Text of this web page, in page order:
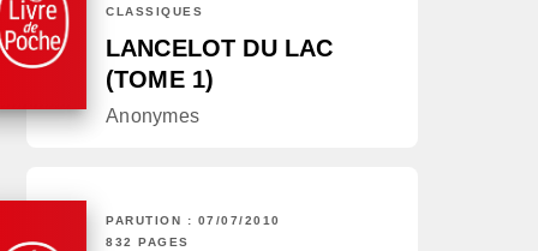
CLASSIQUES
LANCELOT DU LAC
(TOME 1)
Anonymes
PARUTION : 07/07/2010
832 PAGES